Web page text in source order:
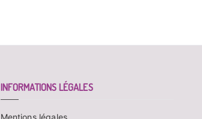
INFORMATIONS LÉGALES
Mentions légales